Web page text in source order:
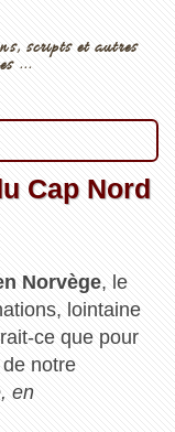
scripts et autres
...
Cap Nord
Norvège, le
lointaine
ce que pour
notre
en